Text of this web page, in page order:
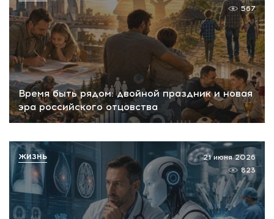
Время быть рядом: двойной праздник и новая
эра российского отцовства
567
21 июня 2026
823
ЖИЗНЬ